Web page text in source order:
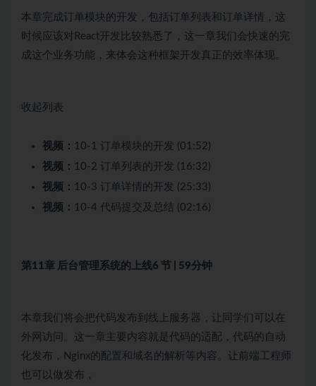
本章完成订单模块的开发，包括订单列表和订单详情，这
时候应该对React开发比较熟悉了，这一章我们会快速的完
成这个业务功能，来体会这种框架开发真正的效率体现。
收起列表
视频： 10-1 订单模块的开发 (01:52)
视频： 10-2 订单列表的开发 (16:32)
视频： 10-3 订单详情的开发 (25:33)
视频： 10-4 代码提交及总结 (02:16)
第11章 后台管理系统的上线6 节 | 59分钟
本章我们将会把代码发布到线上服务器，让同学们可以在
外网访问。这一章主要内容就是代码的适配，代码的自动
化发布，Nginx的配置和域名的解析等内容。让前端工程师
也可以做发布，